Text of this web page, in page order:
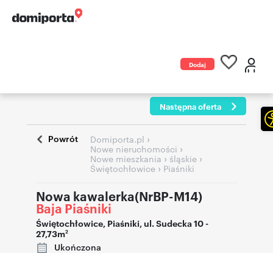
Dodaj
Następna oferta
Powrót Domiporta.pl ›
Nowe nieruchomości ›
Nowe mieszkania › śląskie ›
Świętochłowice › Piaśniki
Nowa kawalerka(NrBP-M14)
Baja Piaśniki
Świętochłowice, Piaśniki, ul. Sudecka 10-
27,73m2
Ukończona